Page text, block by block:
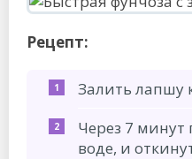
Рецепт:
Залить лапшу
Через 7
воде, и